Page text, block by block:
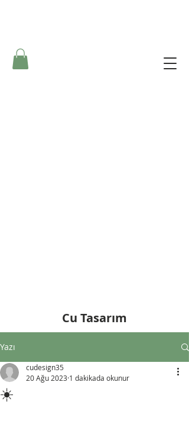
Cu Tasarım
Yazı
☀️
cudesign35
20 Ağu 2023 1 dakikada okunur